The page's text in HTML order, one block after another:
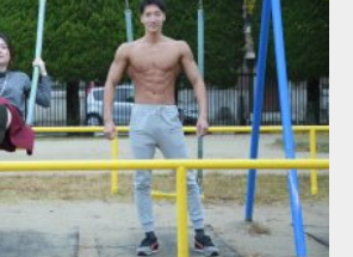
Update: 2021.07.6
チョ その他 AKIHITO(細マッチョ) 腹筋 大胸筋
ード